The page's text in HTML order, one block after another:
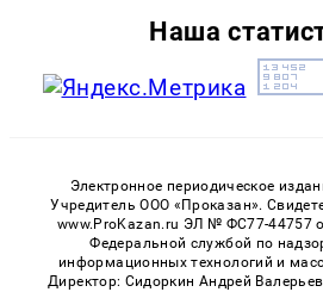
Наша
Электронное периодическое
Учредитель ООО «Проказан».
www.ProKazan.ru ЭЛ № ФС77-44757
Федеральной службой по
информационных технологий и
Директор: Сидоркин Андрей